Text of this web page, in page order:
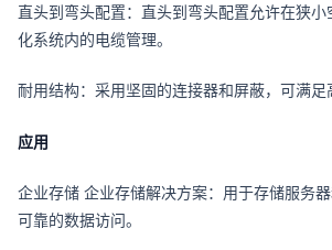
直头到弯头配置：直头到弯头配置允许在狭
化系统内的电缆管理。
耐用结构：采用坚固的连接器和屏蔽，可满足
应用
企业存储 企业存储解决方案：用于存储服务
可靠的数据访问。